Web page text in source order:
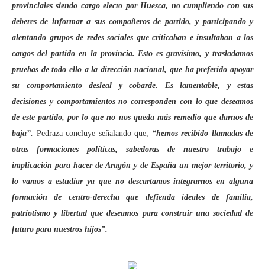
provinciales siendo cargo electo por Huesca, no cumpliendo con sus
deberes de informar a sus compañeros de partido, y participando y
alentando grupos de redes sociales que criticaban e insultaban a los
cargos del partido en la provincia. Esto es gravísimo, y trasladamos
pruebas de todo ello a la dirección nacional, que ha preferido apoyar
su comportamiento desleal y cobarde. Es lamentable, y estas
decisiones y comportamientos no corresponden con lo que deseamos
de este partido, por lo que no nos queda más remedio que darnos de
baja”. Pedraza concluye señalando que, “hemos recibido llamadas de
otras formaciones políticas, sabedoras de nuestro trabajo e
implicación para hacer de Aragón y de España un mejor territorio, y
lo vamos a estudiar ya que no descartamos integrarnos en alguna
formación de centro-derecha que defienda ideales de familia,
patriotismo y libertad que deseamos para construir una sociedad de
futuro para nuestros hijos”.